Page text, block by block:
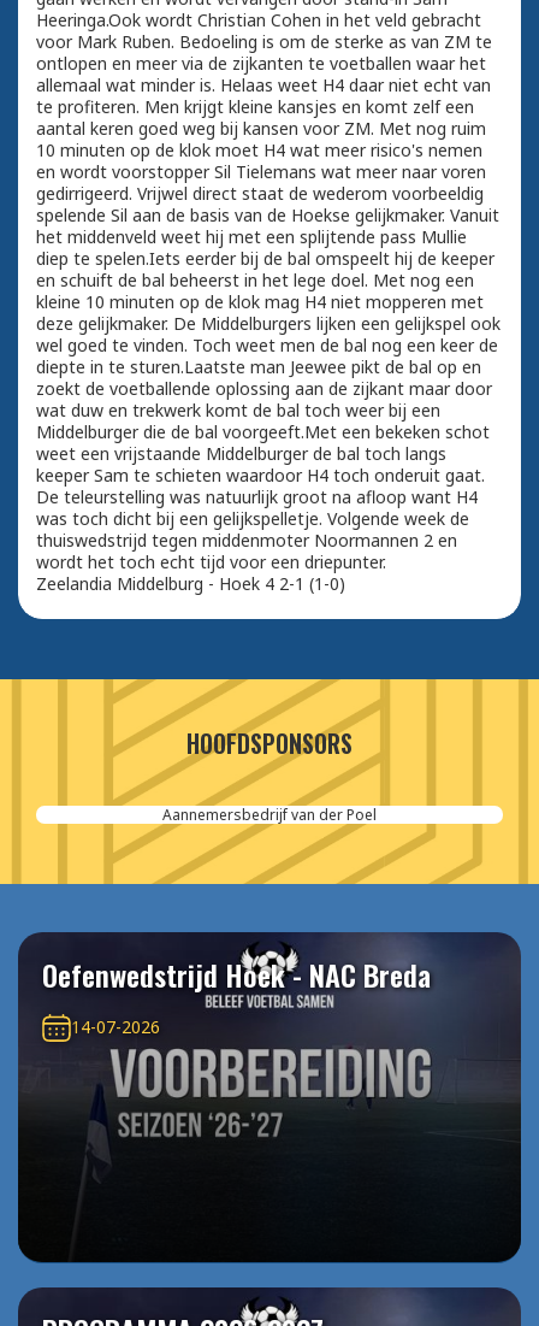
Heeringa.Ook wordt Christian Cohen in het veld gebracht
voor Mark Ruben. Bedoeling is om de sterke as van ZM te
ontlopen en meer via de zijkanten te voetballen waar het
allemaal wat minder is. Helaas weet H4 daar niet echt van
te profiteren. Men krijgt kleine kansjes en komt zelf een
aantal keren goed weg bij kansen voor ZM. Met nog ruim
10 minuten op de klok moet H4 wat meer risico's nemen
en wordt voorstopper Sil Tielemans wat meer naar voren
gedirrigeerd. Vrijwel direct staat de wederom voorbeeldig
spelende Sil aan de basis van de Hoekse gelijkmaker. Vanuit
het middenveld weet hij met een splijtende pass Mullie
diep te spelen.Iets eerder bij de bal omspeelt hij de keeper
en schuift de bal beheerst in het lege doel. Met nog een
kleine 10 minuten op de klok mag H4 niet mopperen met
deze gelijkmaker. De Middelburgers lijken een gelijkspel ook
wel goed te vinden. Toch weet men de bal nog een keer de
diepte in te sturen.Laatste man Jeewee pikt de bal op en
zoekt de voetballende oplossing aan de zijkant maar door
wat duw en trekwerk komt de bal toch weer bij een
Middelburger die de bal voorgeeft.Met een bekeken schot
weet een vrijstaande Middelburger de bal toch langs
keeper Sam te schieten waardoor H4 toch onderuit gaat.
De teleurstelling was natuurlijk groot na afloop want H4
was toch dicht bij een gelijkspelletje. Volgende week de
thuiswedstrijd tegen middenmoter Noormannen 2 en
wordt het toch echt tijd voor een driepunter.
Zeelandia Middelburg - Hoek 4 2-1 (1-0)
HOOFDSPONSORS
Aannemersbedrijf van der Poel
Oefenwedstrijd Hoek - NAC Breda
14-07-2026